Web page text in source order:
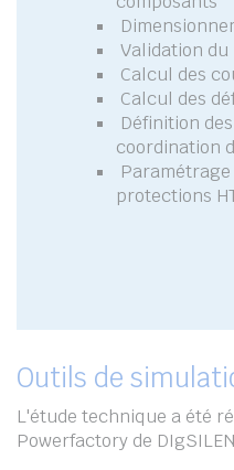
Validation
Calcul des
Calcul des
Définition
coordination
Paramétrage
protections
Outils de
L'étude technique a été
Powerfactory de